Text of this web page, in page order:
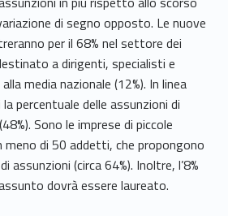
di segno opposto. Le nuove
per il 68% nel settore dei
a dirigenti, specialisti e
media nazionale (12%). In linea
percentuale delle assunzioni di
Sono le imprese di piccole
meno di 50 addetti, che propongono
assunzioni (circa 64%). Inoltre, l’8%
dovrà essere laureato.